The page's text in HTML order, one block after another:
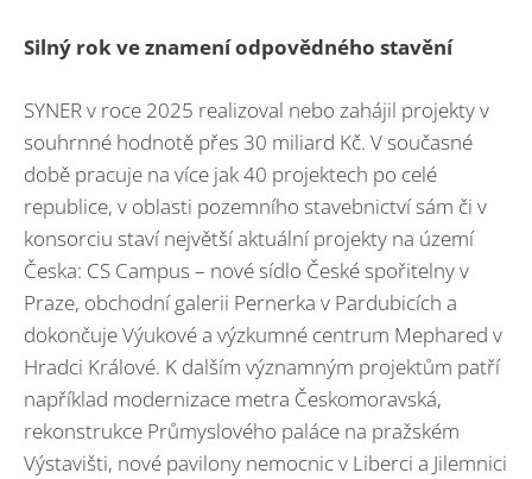
Silný rok ve znamení odpovědného stavění
SYNER v roce 2025 realizoval nebo zahájil projekty v
souhrnné hodnotě přes 30 miliard Kč. V současné
době pracuje na více jak 40 projektech po celé
republice, v oblasti pozemního stavebnictví sám či v
konsorciu staví největší aktuální projekty na území
Česka: CS Campus – nové sídlo České spořitelny v
Praze, obchodní galerii Pernerka v Pardubicích a
dokončuje Výukové a výzkumné centrum Mephared v
Hradci Králové. K dalším významným projektům patří
například modernizace metra Českomoravská,
rekonstrukce Průmyslového paláce na pražském
Výstavišti, nové pavilony nemocnic v Liberci a Jilemnici